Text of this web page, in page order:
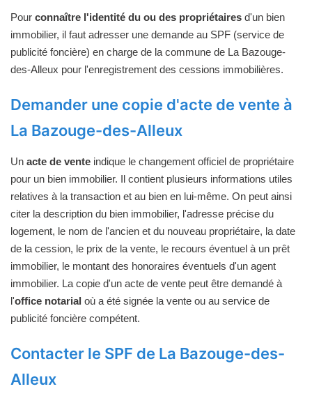
Pour connaître l'identité du ou des propriétaires d'un bien
immobilier, il faut adresser une demande au SPF (service de
publicité foncière) en charge de la commune de La Bazouge-
des-Alleux pour l'enregistrement des cessions immobilières.
Demander une copie d'acte de vente à
La Bazouge-des-Alleux
Un acte de vente indique le changement officiel de propriétaire
pour un bien immobilier. Il contient plusieurs informations utiles
relatives à la transaction et au bien en lui-même. On peut ainsi
citer la description du bien immobilier, l'adresse précise du
logement, le nom de l'ancien et du nouveau propriétaire, la date
de la cession, le prix de la vente, le recours éventuel à un prêt
immobilier, le montant des honoraires éventuels d'un agent
immobilier. La copie d'un acte de vente peut être demandé à
l'office notarial où a été signée la vente ou au service de
publicité foncière compétent.
Contacter le SPF de La Bazouge-des-
Alleux